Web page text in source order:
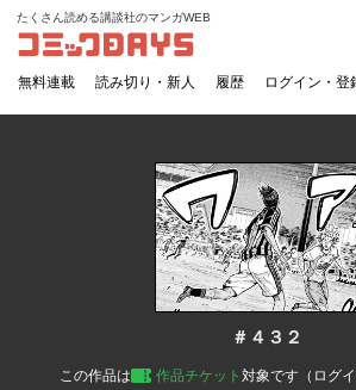
コミックDAYS
たくさん読める講談社のマンガWEB
無料連載 読み切り・新人 履歴 ログイン・登
＃４３２
この作品は 作品チケット 対象です（ログ